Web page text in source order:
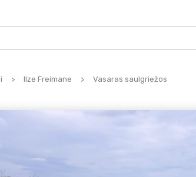
> Ilze Freimane > Vasaras saulgriežos